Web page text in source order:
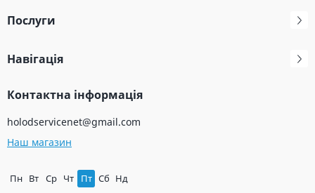
Послуги
Навігація
Контактна інформація
holodservicenet@gmail.com
Наш магазин
Пн Вт Ср Чт Пт Сб Нд